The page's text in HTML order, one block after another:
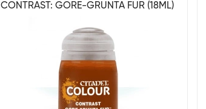
CONTRAST: GORE-GRUNTA FUR (18ML)